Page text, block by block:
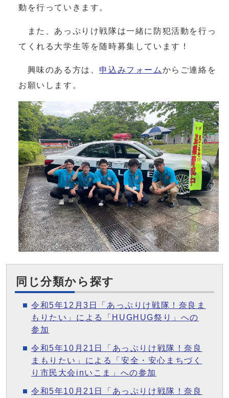
動を行っていきます。
また、あっぷりけ戦隊は一緒に防犯活動を行っ
てくれる大学生等を随時募集しています！
興味のある方は、 申込みフォーム からご連絡を
お願いします。
同じ分類から探す
令和5年12月3日「あっぷりけ戦隊！奈良ま
もりたい」による「HUGHUG祭り」への
参加
令和5年10月21日「あっぷりけ戦隊！奈良
まもりたい」による「安全・安心まちづく
り市民大会inいこま」への参加
令和5年10月21日「あっぷりけ戦隊！奈良